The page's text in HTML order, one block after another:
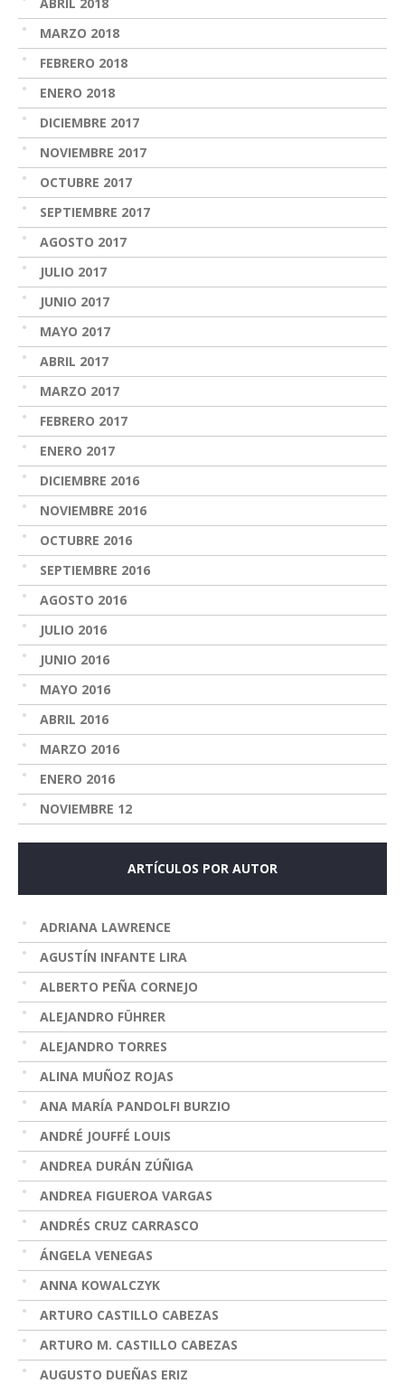
MARZO 2018
FEBRERO 2018
ENERO 2018
DICIEMBRE 2017
NOVIEMBRE 2017
OCTUBRE 2017
SEPTIEMBRE 2017
AGOSTO 2017
JULIO 2017
JUNIO 2017
MAYO 2017
ABRIL 2017
MARZO 2017
FEBRERO 2017
ENERO 2017
DICIEMBRE 2016
NOVIEMBRE 2016
OCTUBRE 2016
SEPTIEMBRE 2016
AGOSTO 2016
JULIO 2016
JUNIO 2016
MAYO 2016
ABRIL 2016
MARZO 2016
ENERO 2016
NOVIEMBRE 12
ARTÍCULOS POR AUTOR
ADRIANA LAWRENCE
AGUSTÍN INFANTE LIRA
ALBERTO PEÑA CORNEJO
ALEJANDRO FÜHRER
ALEJANDRO TORRES
ALINA MUÑOZ ROJAS
ANA MARÍA PANDOLFI BURZIO
ANDRÉ JOUFFÉ LOUIS
ANDREA DURÁN ZÚÑIGA
ANDREA FIGUEROA VARGAS
ANDRÉS CRUZ CARRASCO
ÁNGELA VENEGAS
ANNA KOWALCZYK
ARTURO CASTILLO CABEZAS
ARTURO M. CASTILLO CABEZAS
AUGUSTO DUEÑAS ERIZ